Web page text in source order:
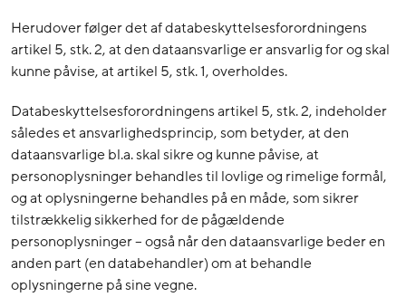
Herudover følger det af databeskyttelsesforordningens
artikel 5, stk. 2, at den dataansvarlige er ansvarlig for og skal
kunne påvise, at artikel 5, stk. 1, overholdes.
Databeskyttelsesforordningens artikel 5, stk. 2, indeholder
således et ansvarlighedsprincip, som betyder, at den
dataansvarlige bl.a. skal sikre og kunne påvise, at
personoplysninger behandles til lovlige og rimelige formål,
og at oplysningerne behandles på en måde, som sikrer
tilstrækkelig sikkerhed for de pågældende
personoplysninger – også når den dataansvarlige beder en
anden part (en databehandler) om at behandle
oplysningerne på sine vegne.